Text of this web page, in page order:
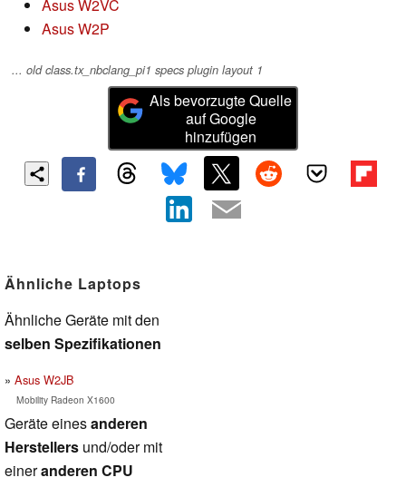
Asus W2VC
Asus W2P
... old class.tx_nbclang_pi1 specs plugin layout 1
Als bevorzugte Quelle
auf Google
hinzufügen
Ähnliche Laptops
Ähnliche Geräte mit den
selben Spezifikationen
Asus W2JB
Mobility Radeon X1600
Geräte einesanderen
Herstellers und/oder mit
eineranderen CPU